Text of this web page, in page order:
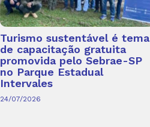
Turismo sustentável é tema
de capacitação gratuita
promovida pelo Sebrae-SP
no Parque Estadual
Intervales
24/07/2026